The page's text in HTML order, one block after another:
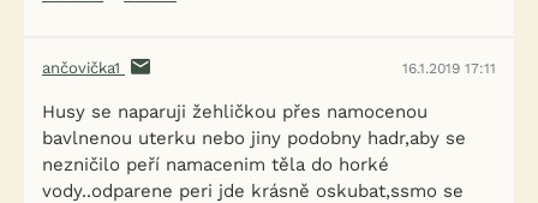
ančovička1 16.1.2019 17:11
Husy se naparuji žehličkou přes namocenou
bavlnenou uterku nebo jiny podobny hadr,aby se
nezničilo peří namacenim těla do horké
vody..odparene peri jde krásně oskubat,ssmo se